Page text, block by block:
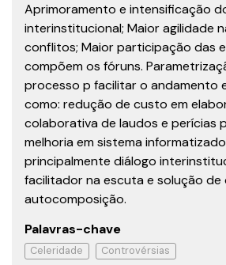
Aprimoramento e intensificação
interinstitucional; Maior agilidade
conflitos; Maior participação das
compõem os fóruns.
processo p facilitar o andamento
como: redução de custo em
colaborativa de laudos e perícias
melhoria em sistema
principalmente diálogo
facilitador na escuta e solução de
autocomposição.
Palavras-chave
Celeridade
Controvérsias